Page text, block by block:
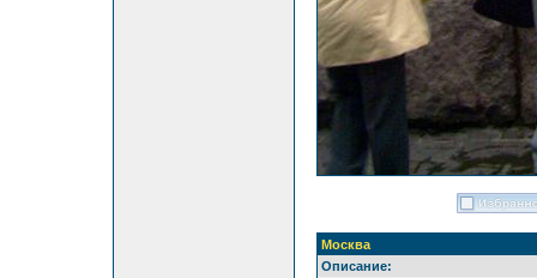
Москва
Описание: